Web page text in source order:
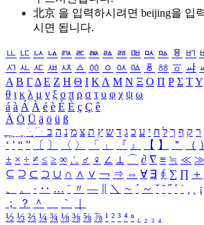
北京 을 입력하시려면 beijing을 입
시면 됩니다.
ㅥ ㅦ ㅧ ㅨ ㅩ ㅪ ㅫ ㅬ ㅭ ㅮ ㅯ ㅰ ㅱ ㅲ
ㅺ ㅻ ㅼ ㅽ ㅾ ㅿ ㆀ ㆁ ㆂ ㆃ ㆄ ㆅ ㆆ ㆇ
Α Β ΓΔ Ε Ζ Η Θ Ι ΚΛ Μ Ν Ξ Ο Π Ρ Σ ΤΥ
θ ι κ λ μ ν ξ ο π ρ σ τ υ φ χ ψ ω
á à Á À é è É È ç Ç ê
Ä Ö Ü ä ö ü ß
ִֶֹ ֻּ ׁׂ ר ק ף ך ל ח י ע כ ג ד ש ץ ת צ מ נ ה ב
‘ ’ “ ” 〔 〕 〈 〉 「 」 『 』 【 】 ＂ （ ）
± × ÷ ≠ ≤ ≥ ∞ ∴ ♂ ♀ ∠ ⊥ ⌒ ∂ ∇ ≡ ≒ ≪ ≫
⊆ ⊇ ⊂ ⊃ ∪ ∩ ∧ ∨ ￢ ⇒ ⇔ ∀ ∃ ∮ ∑ ∏ ＋
、
。 · ‥ … ¨ 〃 ― ＼ ∼ ´ ～ ˇ ˘ ˝ ˚ ˙ ¸ ¡
；
？ ＾ ｀
½ ⅓ ⅔ ¼ ¾ ⅛ ⅜ ⅝ ⅞ ¹ ² ³ ⁴ ⁿ ₁ ₂ ₃ ₄